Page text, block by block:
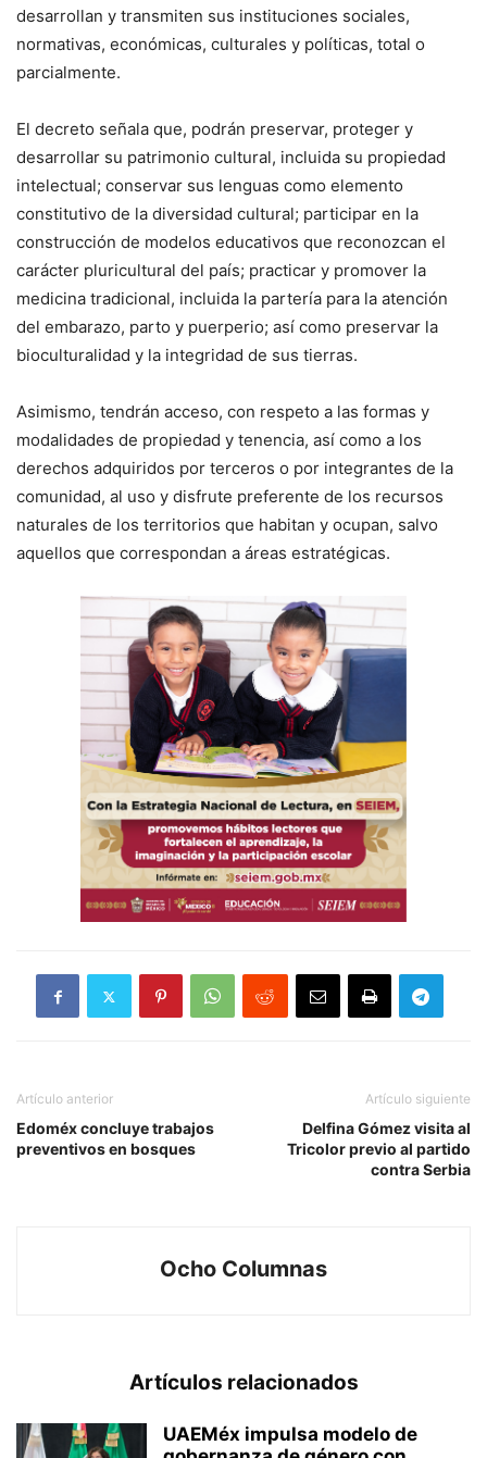
desarrollan y transmiten sus instituciones sociales,
normativas, económicas, culturales y políticas, total o
parcialmente.
El decreto señala que, podrán preservar, proteger y
desarrollar su patrimonio cultural, incluida su propiedad
intelectual; conservar sus lenguas como elemento
constitutivo de la diversidad cultural; participar en la
construcción de modelos educativos que reconozcan el
carácter pluricultural del país; practicar y promover la
medicina tradicional, incluida la partería para la atención
del embarazo, parto y puerperio; así como preservar la
bioculturalidad y la integridad de sus tierras.
Asimismo, tendrán acceso, con respeto a las formas y
modalidades de propiedad y tenencia, así como a los
derechos adquiridos por terceros o por integrantes de la
comunidad, al uso y disfrute preferente de los recursos
naturales de los territorios que habitan y ocupan, salvo
aquellos que correspondan a áreas estratégicas.
Artículo anterior
Edoméx concluye trabajos
preventivos en bosques
Artículo siguiente
Delfina Gómez visita al
Tricolor previo al partido
contra Serbia
Ocho Columnas
Artículos relacionados
UAEMéx impulsa modelo de